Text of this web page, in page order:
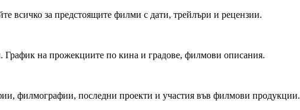
всичко за предстоящите филми с дати, трейлъри и рецензии.
График на прожекциите по кина и градове, филмови описания.
филмографии, последни проекти и участия във филмови продукции.